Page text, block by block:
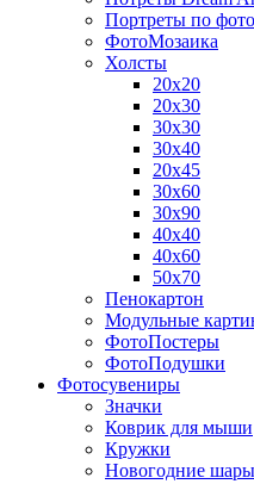
Портреты по
ФотоМозаика
Холсты
20х20
20х30
30х30
30х40
20х45
30х60
30х90
40х40
40х60
50х70
Пенокартон
Модульные
ФотоПостеры
ФотоПодушки
Фотоcувениры
Значки
Коврик для мыши
Кружки
Новогодние шары